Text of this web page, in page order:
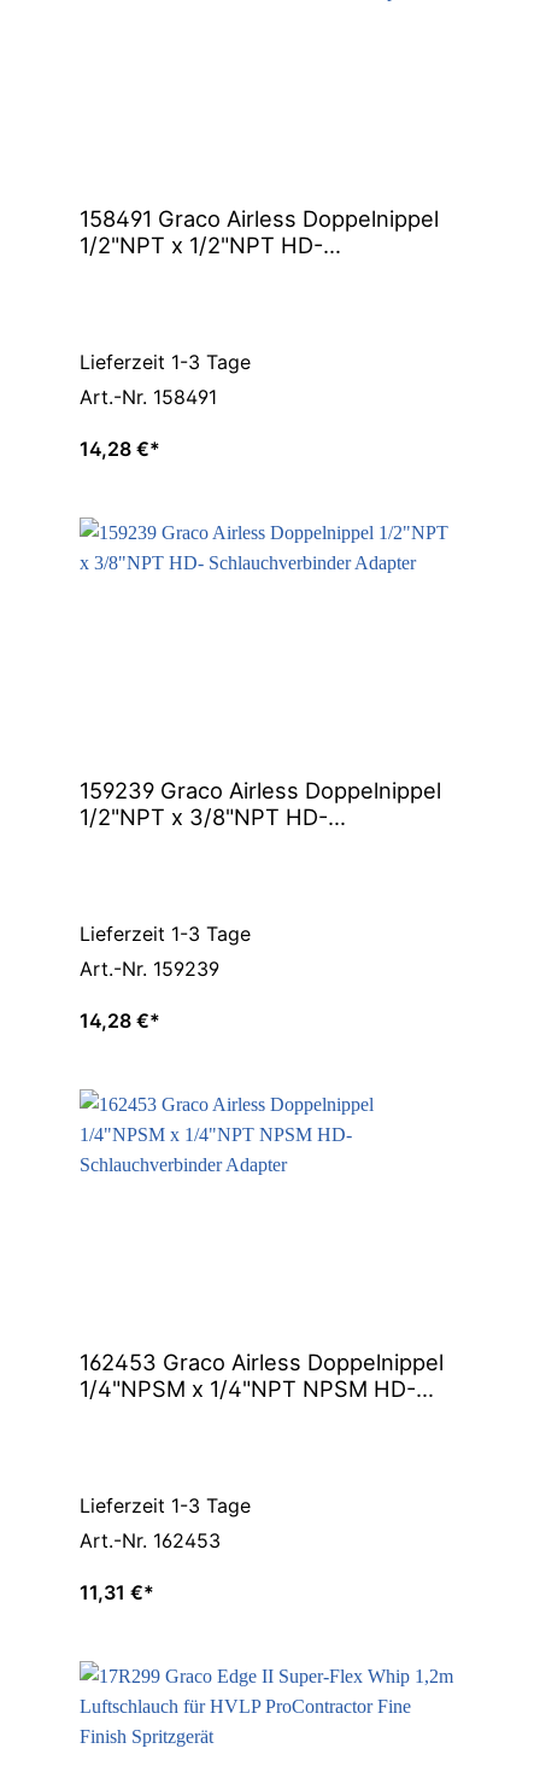
158491 Graco Airless Doppelnippel
1/2"NPT x 1/2"NPT HD-
Lieferzeit 1-3 Tage
Art.-Nr. 158491
14,28 €*
159239 Graco Airless Doppelnippel
1/2"NPT x 3/8"NPT HD-
Lieferzeit 1-3 Tage
Art.-Nr. 159239
14,28 €*
162453 Graco Airless Doppelnippel
1/4"NPSM x 1/4"NPT NPSM HD-
Lieferzeit 1-3 Tage
Art.-Nr. 162453
11,31 €*